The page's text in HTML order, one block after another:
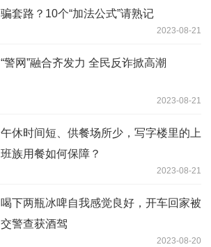
骗套路？10个“加法公式”请熟记
2023-08-21
“警网”融合齐发力 全民反诈掀高潮
2023-08-21
午休时间短、供餐场所少，写字楼里的上
班族用餐如何保障？
2023-08-21
喝下两瓶冰啤自我感觉良好，开车回家被
交警查获酒驾
2023-08-20